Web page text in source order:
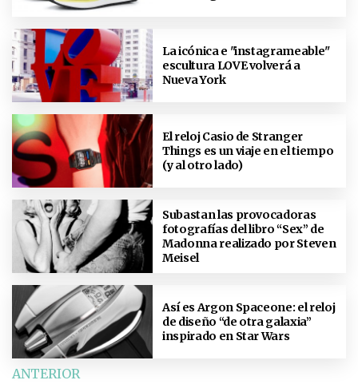
La icónica e "instagrameable"
escultura LOVE volverá a
Nueva York
El reloj Casio de Stranger
Things es un viaje en el tiempo
(y al otro lado)
Subastan las provocadoras
fotografías del libro “Sex” de
Madonna realizado por Steven
Meisel
Así es Argon Spaceone: el reloj
de diseño “de otra galaxia”
inspirado en Star Wars
ANTERIOR